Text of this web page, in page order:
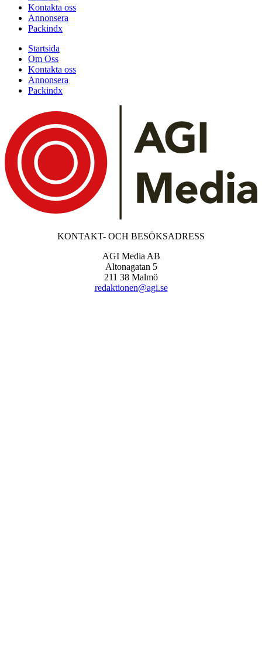
Kontakta oss
Annonsera
Packindx
Startsida
Om Oss
Kontakta oss
Annonsera
Packindx
KONTAKT- OCH BESÖKSADRESS
AGI Media AB
Altonagatan 5
211 38 Malmö
redaktionen@agi.se